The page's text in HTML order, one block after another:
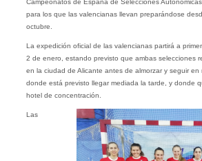
para los que las valencianas llevan preparándose
octubre.
La expedición oficial de las valencianas partirá a
2 de enero, estando previsto que ambas selecciones
en la ciudad de Alicante antes de almorzar y seguir en
donde está previsto llegar mediada la tarde, y donde
hotel de concentración.
Las